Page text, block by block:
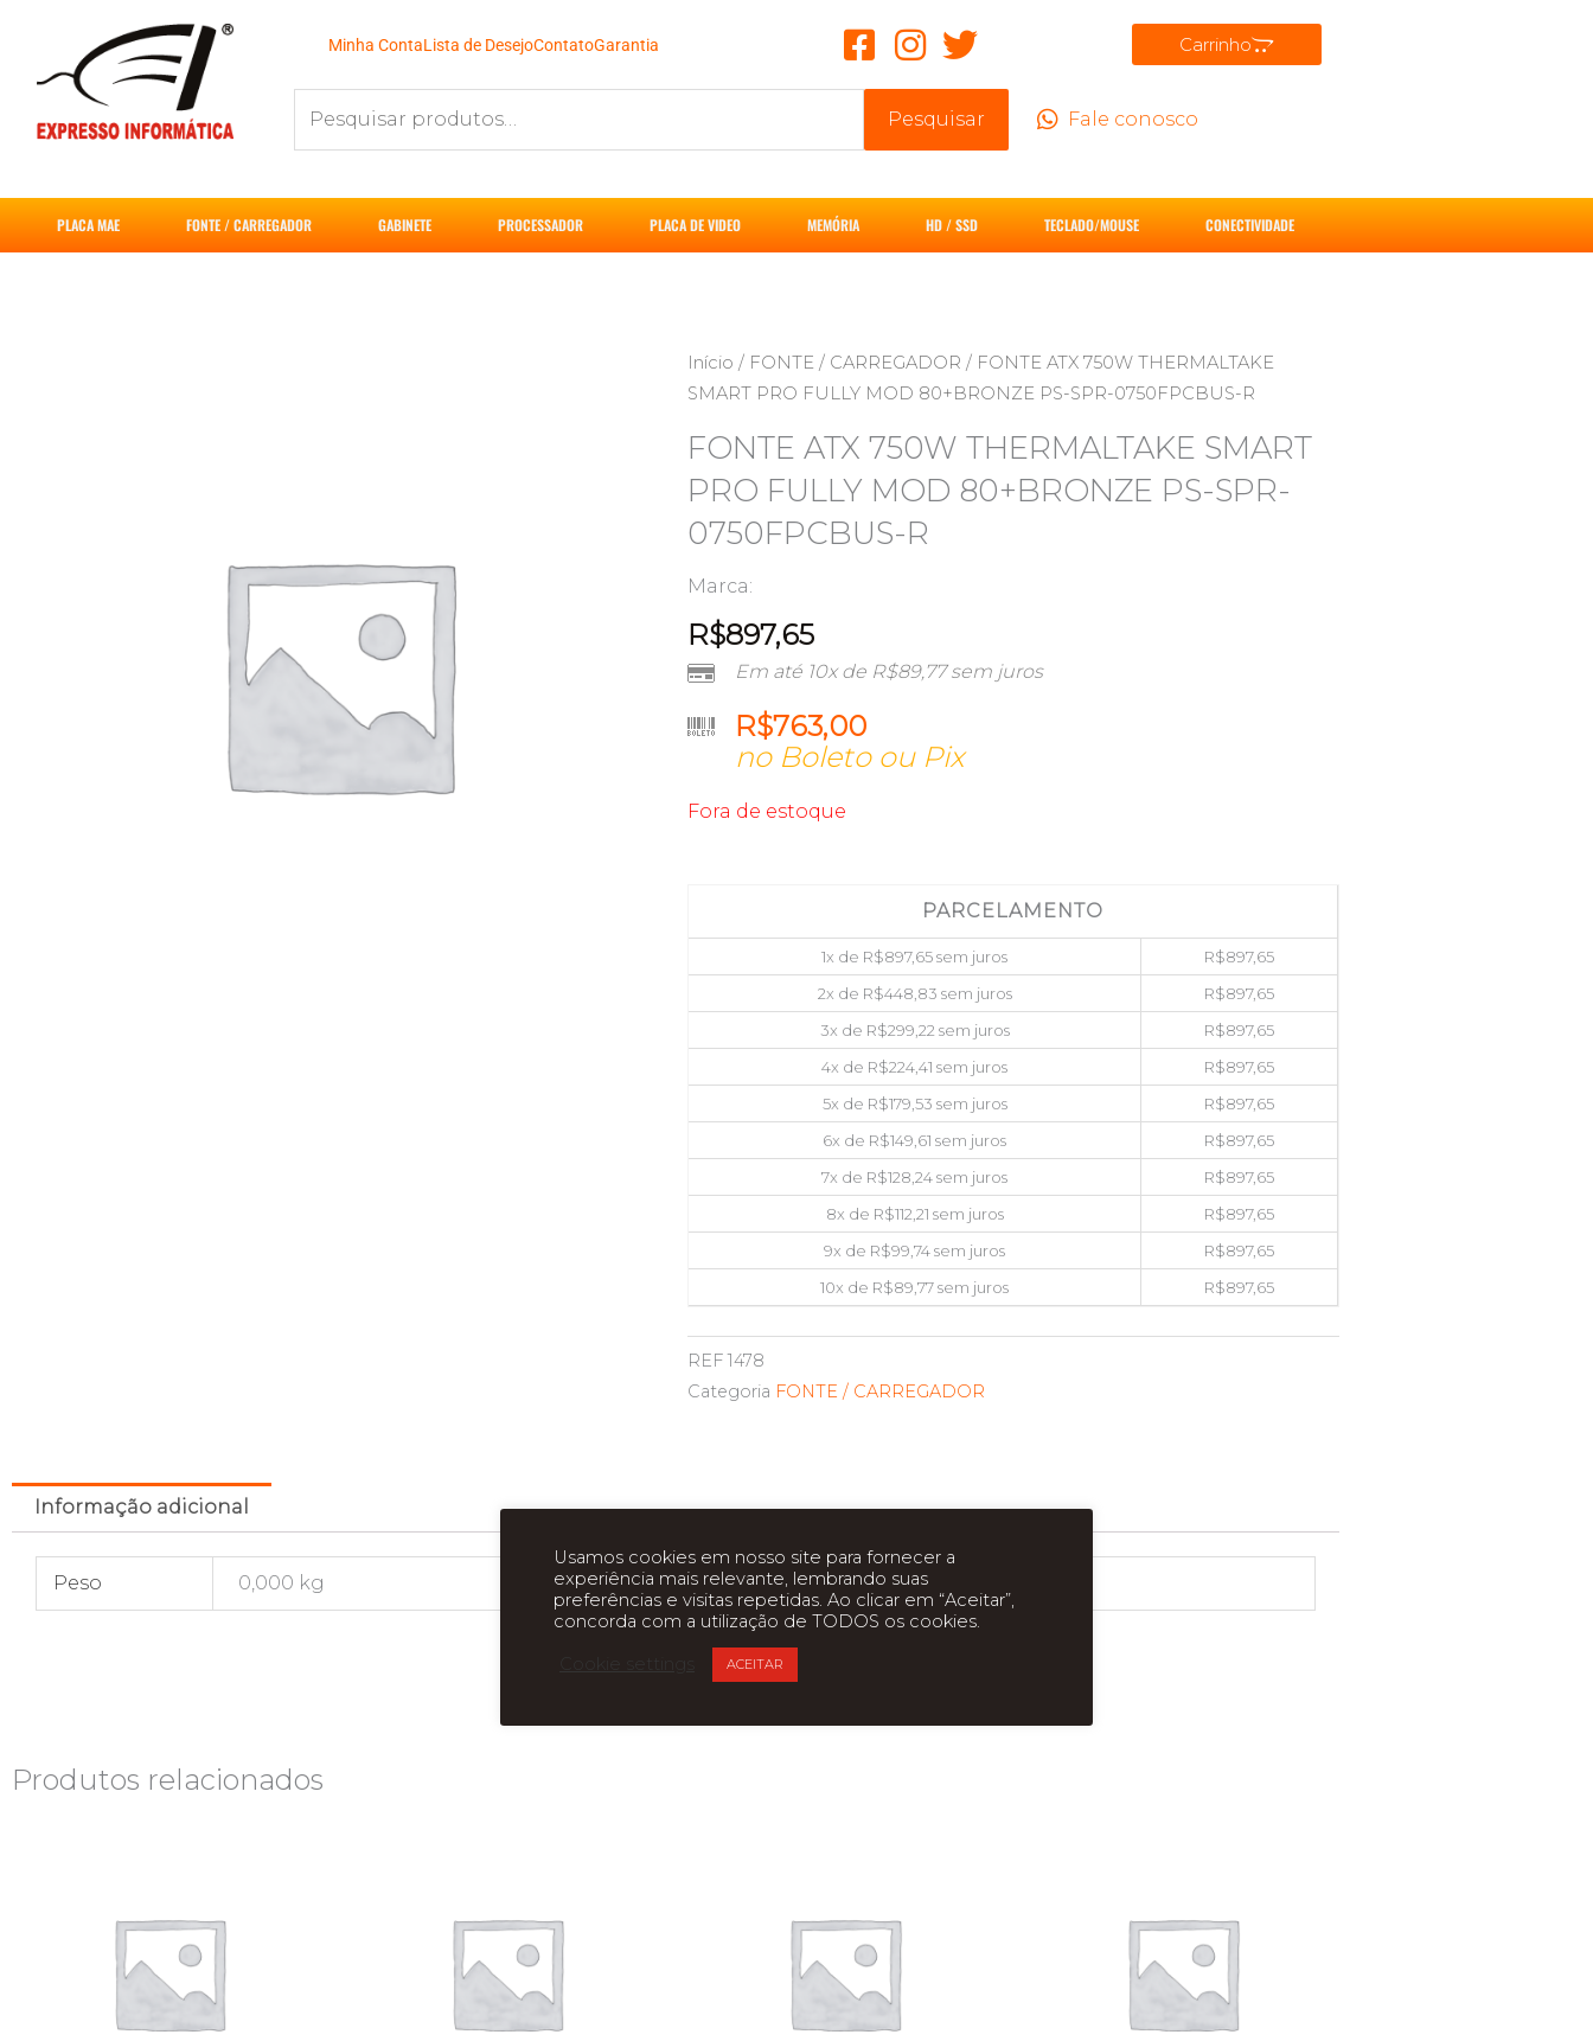
conteúdo
Minha ContaLista de DesejoContatoGarantia Carrinho
por:
Pesquisar Fale conosco
PLACA MAE FONTE / CARREGADOR GABINETE PROCESSADOR PLACA DE VIDEO MEMÓRIA HD / SSD TECLADO/MOUSE CONECTIVIDADE
Início / FONTE / CARREGADOR / FONTE ATX 750W THERMALTAKE
SMART PRO FULLY MOD 80+BRONZE PS-SPR-0750FPCBUS-R
FONTE ATX 750W THERMALTAKE SMART
PRO FULLY MOD 80+BRONZE PS-SPR-
0750FPCBUS-R
Marca:
R$897,65
Em até 10x de R$89,77sem juros
R$763,00
no Boleto ou Pix
Fora de estoque
PARCELAMENTO
1x de R$897,65sem juros R$897,65
2x de R$448,83 sem juros R$897,65
3x de R$299,22 sem juros R$897,65
4x de R$224,41 sem juros R$897,65
5x de R$179,53 sem juros R$897,65
6x de R$149,61 sem juros R$897,65
7x de R$128,24sem juros R$897,65
8x de R$112,21 sem juros R$897,65
9x de R$99,74sem juros R$897,65
10x de R$89,77sem juros R$897,65
REF1478
Categoria FONTE / CARREGADOR
Informação adicional
Peso 0,000 kg
Produtos relacionados
Usamos cookies em nosso site para fornecer a
experiência mais relevante, lembrando suas
preferências e visitas repetidas. Ao clicar em “Aceitar”,
concorda com a utilização de TODOS os cookies.
ACEITAR